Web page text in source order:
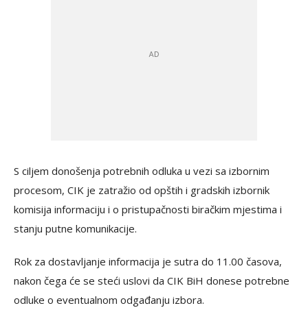
S ciljem donošenja potrebnih odluka u vezi sa izbornim
procesom, CIK je zatražio od opštih i gradskih izbornik
komisija informaciju i o pristupačnosti biračkim mjestima i
stanju putne komunikacije.
Rok za dostavljanje informacija je sutra do 11.00 časova,
nakon čega će se steći uslovi da CIK BiH donese potrebne
odluke o eventualnom odgađanju izbora.